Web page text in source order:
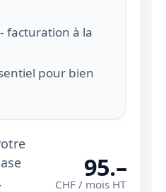
facturation à la
pour bien
95.–
CHF / mois HT